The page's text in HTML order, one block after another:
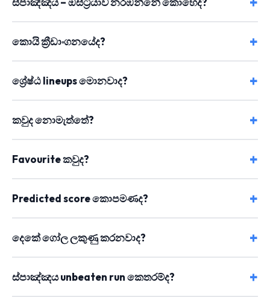
කොයි ක්‍රීඩාංගනයේද?
ශ්‍රේෂ්ඨ lineups මොනවාද?
කවුද නොමැත්තේ?
Favourite කවුද?
Predicted score කොපමණද?
දෙකේ ගෝල ලකුණු කරනවාද?
ස්පාඤ්ඤය unbeaten run කෙතරම්ද?